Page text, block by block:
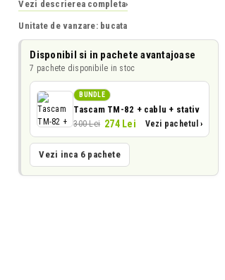
Vezi descrierea completa›
Unitate de vanzare: bucata
Disponibil si in pachete avantajoase
7 pachete disponibile in stoc
BUNDLE
Tascam TM-82 + cablu + stativ
300 Lei 274 Lei Vezi pachetul ›
Vezi inca 6 pachete